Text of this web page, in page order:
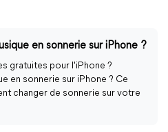
en sonnerie sur iPhone ?
gratuites pour l'iPhone ?
en sonnerie sur iPhone ? Ce
changer de sonnerie sur votre